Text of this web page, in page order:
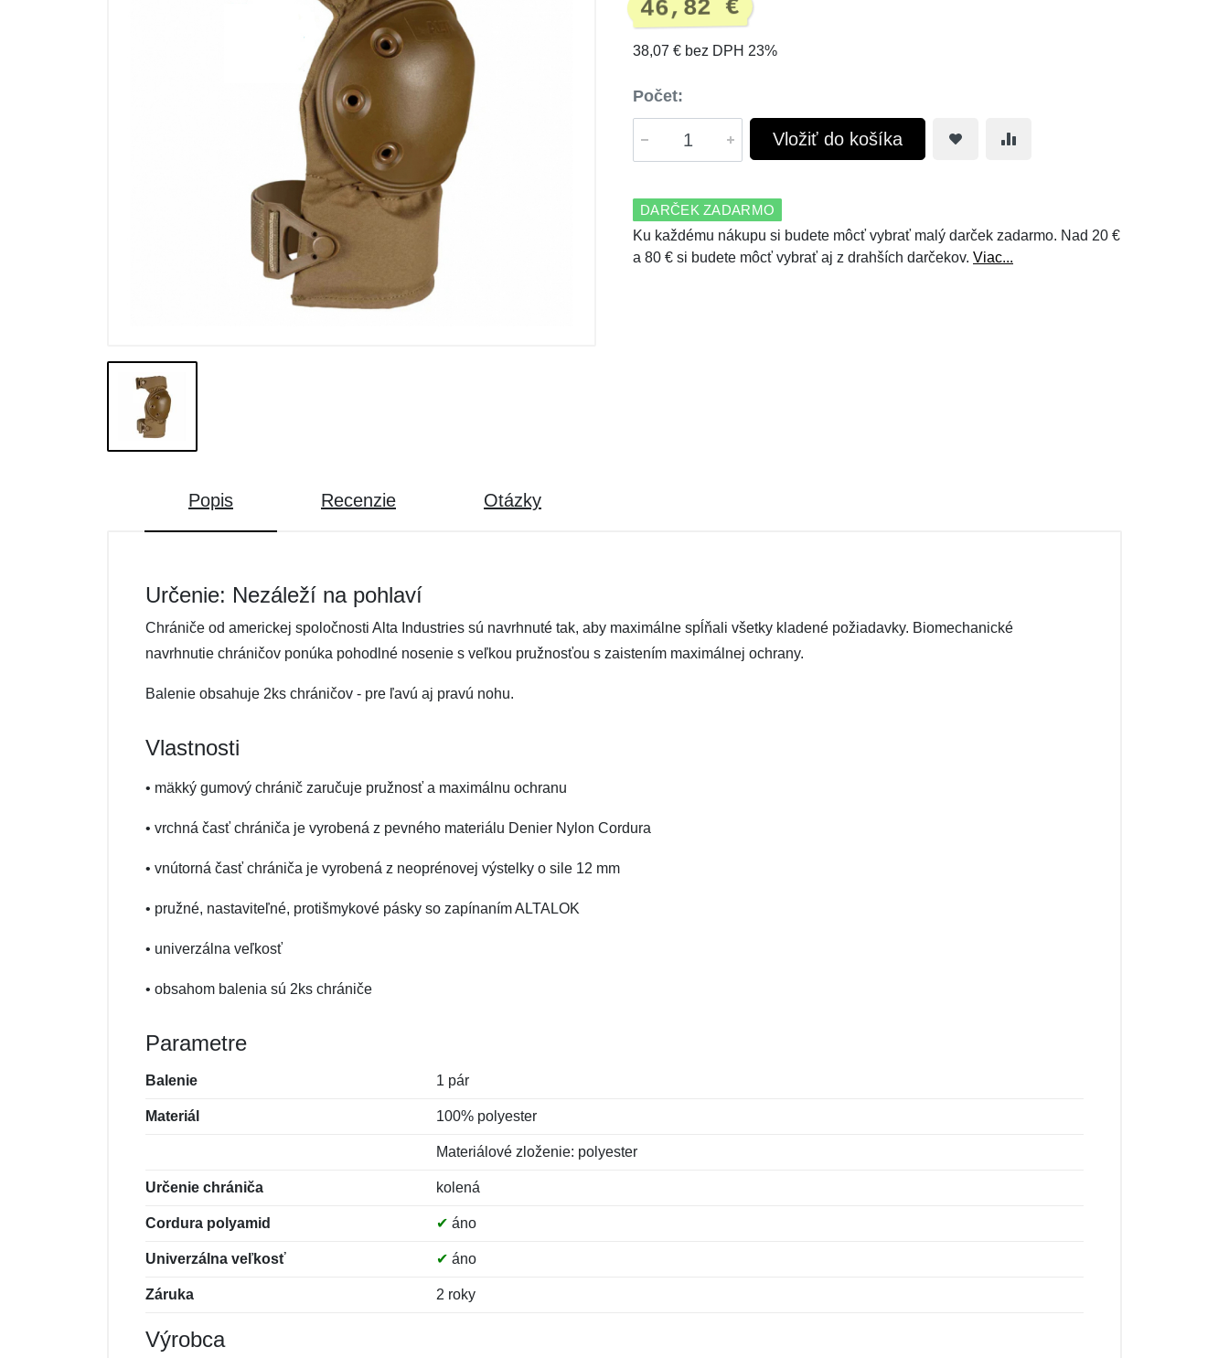
46,82 €
38,07 € bez DPH 23%
Počet:
Vložiť do košíka
DARČEK ZADARMO
Ku každému nákupu si budete môcť vybrať malý darček zadarmo. Nad 20 €
a 80 € si budete môcť vybrať aj z drahších darčekov. Viac...
Popis Recenzie Otázky
Určenie: Nezáleží na pohlaví
Chrániče od americkej spoločnosti Alta Industries sú navrhnuté tak, aby maximálne spĺňali všetky kladené požiadavky. Biomechanické
navrhnutie chráničov ponúka pohodlné nosenie s veľkou pružnosťou s zaistením maximálnej ochrany.
Balenie obsahuje 2ks chráničov - pre ľavú aj pravú nohu.
Vlastnosti
• mäkký gumový chránič zaručuje pružnosť a maximálnu ochranu
• vrchná časť chrániča je vyrobená z pevného materiálu Denier Nylon Cordura
• vnútorná časť chrániča je vyrobená z neoprénovej výstelky o sile 12 mm
• pružné, nastaviteľné, protišmykové pásky so zapínaním ALTALOK
• univerzálna veľkosť
• obsahom balenia sú 2ks chrániče
Parametre
Balenie 1 pár
Materiál 100% polyester
Materiálové zloženie: polyester
Určenie chrániča kolená
Cordura polyamid ✔ áno
Univerzálna veľkosť ✔ áno
Záruka 2 roky
Výrobca